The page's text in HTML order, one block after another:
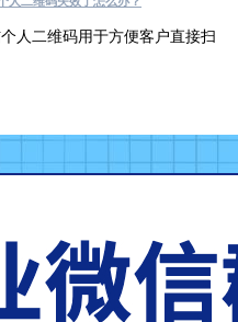
人二维码用于方便客户直接扫